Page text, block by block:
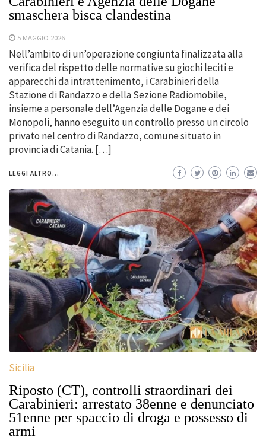
smaschera bisca clandestina
5 MAGGIO 2026
Nell’ambito di un’operazione congiunta finalizzata alla
verifica del rispetto delle normative su giochi leciti e
apparecchi da intrattenimento, i Carabinieri della
Stazione di Randazzo e della Sezione Radiomobile,
insieme a personale dell’Agenzia delle Dogane e dei
Monopoli, hanno eseguito un controllo presso un circolo
privato nel centro di Randazzo, comune situato in
provincia di Catania. […]
LEGGI ALTRO...
Sicilia
Riposto (CT), controlli straordinari dei
Carabinieri: arrestato 38enne e denunciato
51enne per spaccio di droga e possesso di
armi